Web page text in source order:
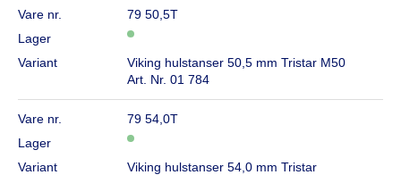
Vare nr.
79 50,5T
Lager
Variant
Viking hulstanser 50,5 mm Tristar M50
Art. Nr. 01 784
Vare nr.
79 54,0T
Lager
Variant
Viking hulstanser 54,0 mm Tristar